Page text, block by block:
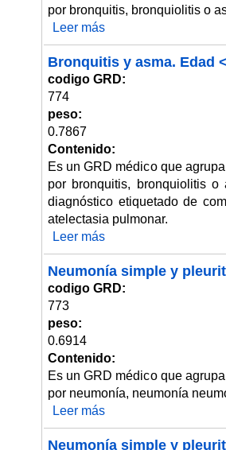
por bronquitis, bronquiolitis o
Leer más
Bronquitis y asma. Edad
codigo GRD:
774
peso:
0.7867
Contenido:
Es un GRD médico que
por bronquitis, bronquiolitis o
diagnóstico etiquetado de
atelectasia pulmonar.
Leer más
Neumonía simple y
codigo GRD:
773
peso:
0.6914
Contenido:
Es un GRD médico que
por neumonía, neumonía
Leer más
Neumonía simple y